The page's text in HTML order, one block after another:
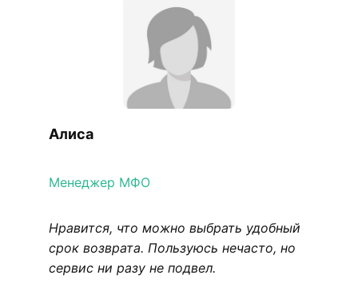
Алиса
Менеджер МФО
Нравится, что можно выбрать удобный
срок возврата. Пользуюсь нечасто, но
сервис ни разу не подвел.